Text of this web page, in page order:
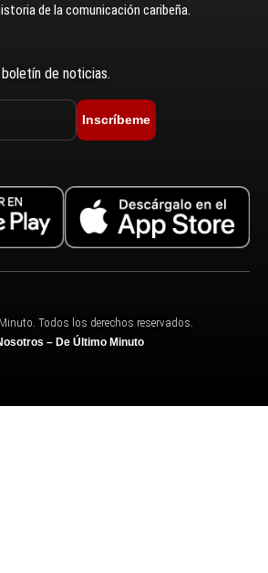
de la comunicación caribeña.
de noticias.
Inscríbeme
Todos los derechos reservados.
– De Último Minuto